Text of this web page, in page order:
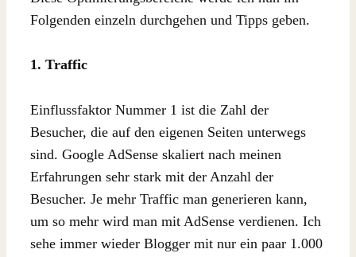
Folgenden einzeln durchgehen und Tipps geben.
1. Traffic
Einflussfaktor Nummer 1 ist die Zahl der
Besucher, die auf den eigenen Seiten unterwegs
sind. Google AdSense skaliert nach meinen
Erfahrungen sehr stark mit der Anzahl der
Besucher. Je mehr Traffic man generieren kann,
um so mehr wird man mit AdSense verdienen. Ich
sehe immer wieder Blogger mit nur ein paar 1.000